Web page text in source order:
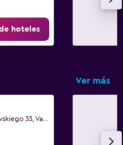
hoteles
Ver más